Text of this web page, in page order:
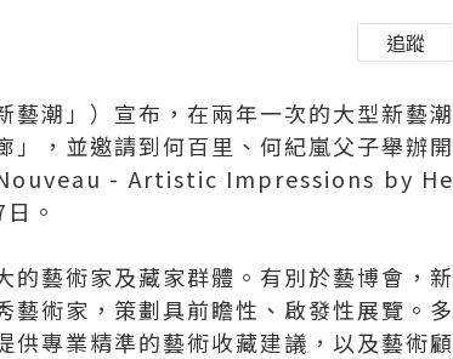
追蹤
潮」）宣布，在兩年一次的大型新藝潮
，並邀請到何百里、何紀嵐父子舉辦開
- Artistic Impressions by He
。
藝術家及藏家群體。有別於藝博會，新
術家，策劃具前瞻性、啟發性展覽。多
專業精準的藝術收藏建議，以及藝術顧